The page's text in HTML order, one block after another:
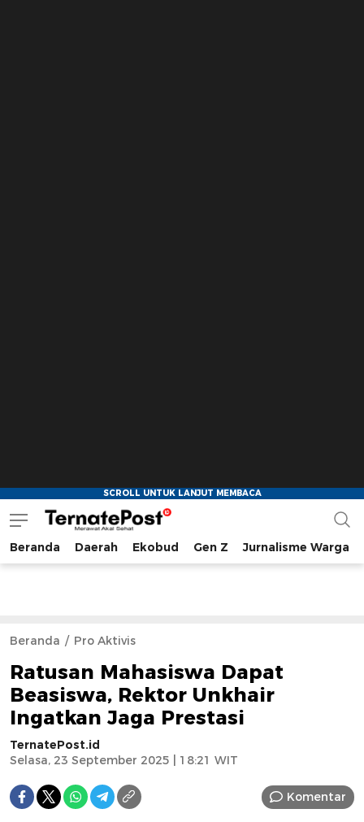
TernatePost.id
merawat akal sehat
Beranda Daerah Ekobud Gen Z Jurnalisme Warga
Beranda Pro Aktivis
Ratusan Mahasiswa Dapat
Beasiswa, Rektor Unkhair
Ingatkan Jaga Prestasi
TernatePost.id
Selasa, 23 September 2025 | 18:21 WIT
Komentar